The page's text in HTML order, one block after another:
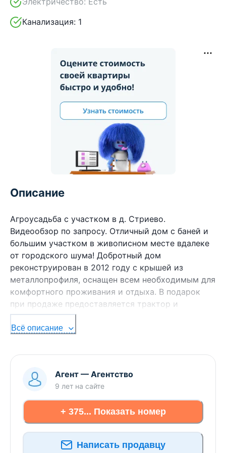
Канализация: 1
Описание
Агроусадьба с участком в д. Стриево.
Видеообзор по запросу. Отличный дом с баней и
большим участком в живописном месте вдалеке
от городского шума! Добротный дом
реконструирован в 2012 году с крышей из
металлопрофиля, оснащен всем необходимым для
комфортного проживания и отдыха. В подарок
при продаже предоставляется трактор и
хозяйство ( бараны, индоутки). Отопление в доме
можно наладить с помощью электричества, а
печь в жилых комнатах. Своя скважина обеспечит
бесперебойное водоснабжение круглый год.
Местная канализация. Общая площадь застройки
составила 69,8 м.кв. На этой площади
расположились 3 комнаты, кухня, ванная комната
с с/у, а также просторная прихожая. Дом очень
уютный, теплый и полностью готов к
проживанию. Вы сможете заселиться в него и
жить счастливо с первого дня покупки. Кроме
Всё описание
Агент — Агентство
9 лет на сайте
+ 375... Показать номер
Написать продавцу